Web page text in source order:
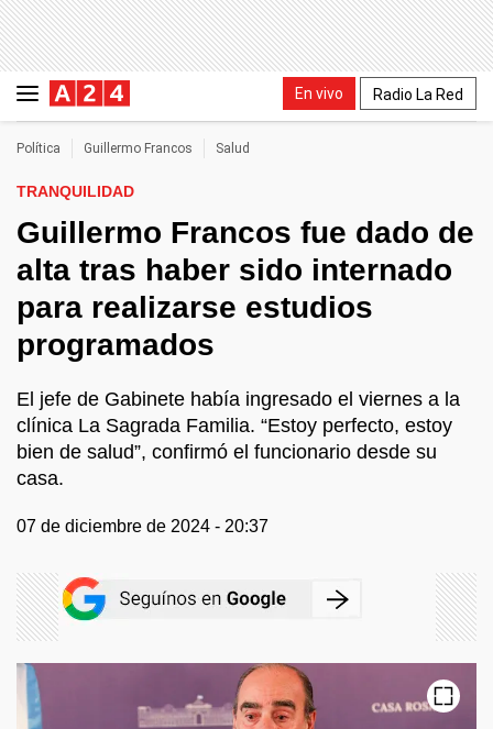
En vivo Radio La Red
Política Guillermo Francos Salud
TRANQUILIDAD
Guillermo Francos fue dado de
alta tras haber sido internado
para realizarse estudios
programados
El jefe de Gabinete había ingresado el viernes a la
clínica La Sagrada Familia. “Estoy perfecto, estoy
bien de salud”, confirmó el funcionario desde su
casa.
07 de diciembre de 2024 - 20:37